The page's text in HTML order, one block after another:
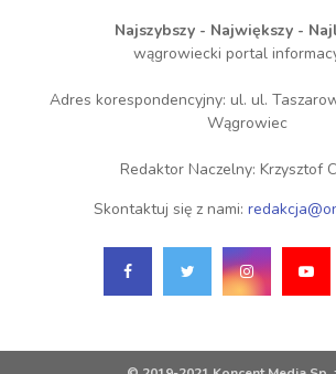
Najszybszy - Największy -
wągrowiecki portal
Adres korespondencyjny: ul. ul.
Wągrowiec
Redaktor Naczelny: Krzysztof
Skontaktuj się z nami: